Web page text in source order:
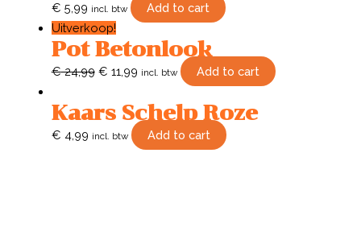
€ 5,99 incl. btw
Add to cart
Uitverkoop!
Pot Betonlook
€24,99 € 11,99 incl. btw Add to cart
Kaars Schelp Roze
€ 4,99 incl. btw Add to cart